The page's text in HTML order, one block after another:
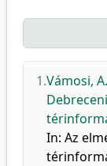
1.Vámosi, A.
In: Az